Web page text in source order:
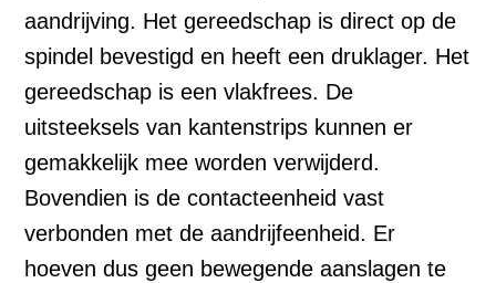
aandrijving. Het gereedschap is direct op de
spindel bevestigd en heeft een druklager. Het
gereedschap is een vlakfrees. De
uitsteeksels van kantenstrips kunnen er
gemakkelijk mee worden verwijderd.
Bovendien is de contacteenheid vast
verbonden met de aandrijfeenheid. Er
hoeven dus geen bewegende aanslagen te